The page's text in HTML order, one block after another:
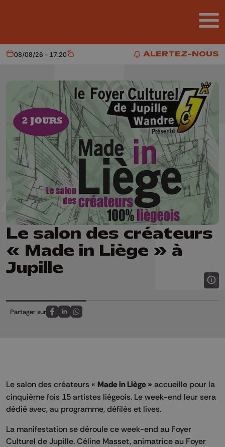
ALERTEZ-NOUS
ALERTEZ-NOUS
Aujourd'hui
08/08/26 - 17:20 Météo
Le salon des créateurs
« Made in Liège » à
Jupille
Partager sur
Partagez sur FaceBook
Partagez sur LinkedIn
Partagez sur Whatsapp
Le salon des créateurs « Made in Liège » accueille pour la
cinquième fois 15 artistes liégeois. Le week-end leur sera
dédié avec, au programme, défilés et lives.
La manifestation se déroule ce week-end au Foyer
Culturel de Jupille. Céline Masset, animatrice au Foyer